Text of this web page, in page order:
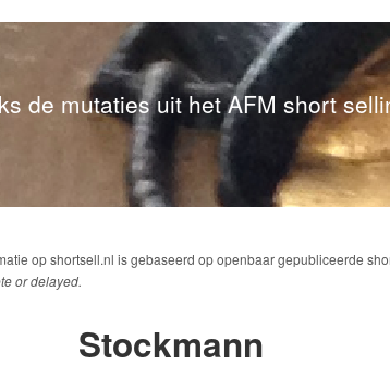
de mutaties uit het AFM short
op shortsell.nl is gebaseerd op openbaar gepubliceerde
or delayed.
Stockmann